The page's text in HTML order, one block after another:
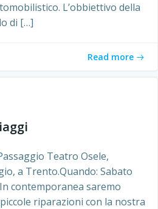
L’obbiettivo della
di […]
Read more
Teatro Osele,
a Trento.Quando: Sabato
contemporanea saremo
riparazioni con la nostra